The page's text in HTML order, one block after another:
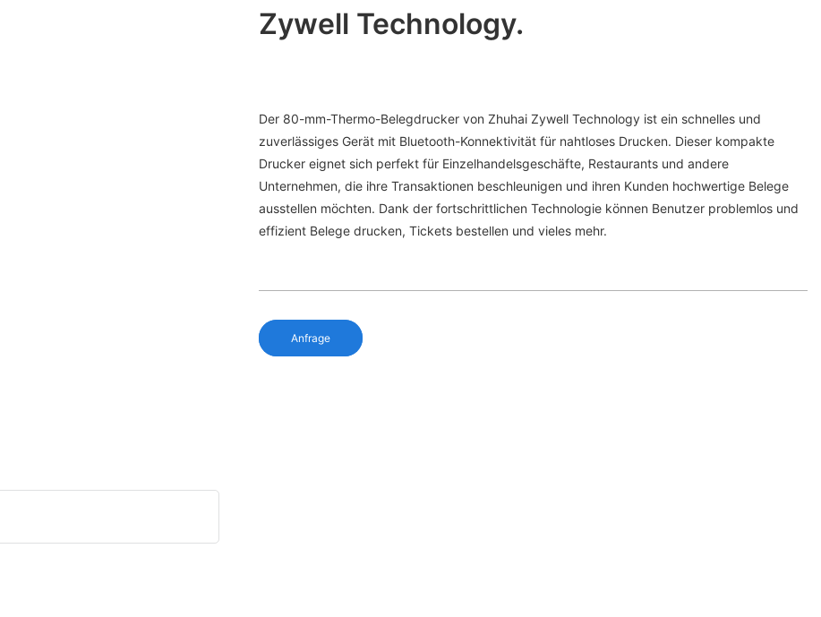
Zywell Technology.
Der 80-mm-Thermo-Belegdrucker von Zhuhai Zywell Technology ist ein schnelles und
zuverlässiges Gerät mit Bluetooth-Konnektivität für nahtloses Drucken. Dieser kompakte
Drucker eignet sich perfekt für Einzelhandelsgeschäfte, Restaurants und andere
Unternehmen, die ihre Transaktionen beschleunigen und ihren Kunden hochwertige Belege
ausstellen möchten. Dank der fortschrittlichen Technologie können Benutzer problemlos und
effizient Belege drucken, Tickets bestellen und vieles mehr.
Anfrage